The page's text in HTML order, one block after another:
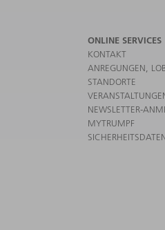
ONLINE SERVICES
KONTAKT
ANREGUNGEN,
STANDORTE
NEWSLETTER-
MYTRUMPF